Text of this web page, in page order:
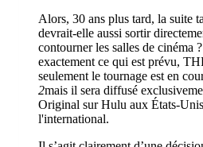
Alors, 30 ans plus tard, la suite
devrait-elle aussi sortir
contourner les salles de cinéma
exactement ce qui est prévu,
seulement le tournage est en
2mais il sera diffusé
Original sur Hulu aux États-
l'international.